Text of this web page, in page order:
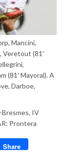
Mancini,
Veretout (81′
(81′ Mayoral). A
Darboe,
IV
Prontera
Share